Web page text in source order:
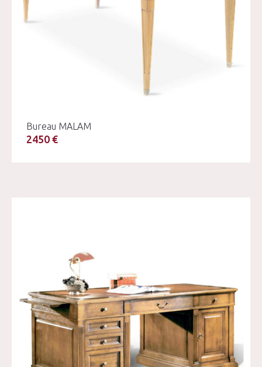
Bureau MALAM
2450 €